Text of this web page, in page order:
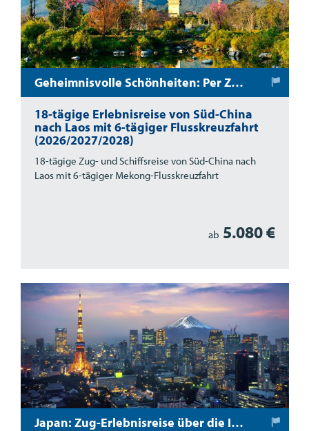
Geheimnisvolle Schönheiten: Per Zug und Schiff durch Süd-China und Nord-Laos
18-tägige Erlebnisreise von Süd-China
nach Laos mit 6-tägiger Flusskreuzfahrt
(2026/2027/2028)
18-tägige Zug- und Schiffsreise von Süd-China nach
Laos mit 6-tägiger Mekong-Flusskreuzfahrt
ab 5.080 €
Japan: Zug-Erlebnisreise über die Insel Honshu